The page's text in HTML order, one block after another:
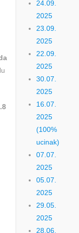
24.09.
2025
23.09.
2025
22.09.
2025
30.07.
2025
16.07.
2025
(100%
ucinak)
07.07.
2025
05.07.
2025
29.05.
2025
28.06.